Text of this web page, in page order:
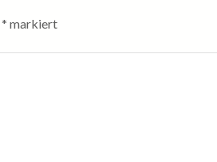
* markiert